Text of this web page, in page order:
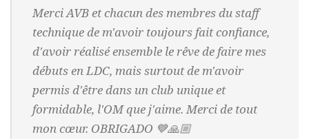
Merci AVB et chacun des membres du staff
technique de m'avoir toujours fait confiance,
d'avoir réalisé ensemble le rêve de faire mes
débuts en LDC, mais surtout de m'avoir
permis d'être dans un club unique et
formidable, l'OM que j'aime. Merci de tout
mon cœur. OBRIGADO 💙🙏🏼